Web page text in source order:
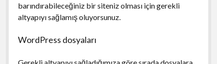
barındırabileceğiniz bir siteniz olması için gerekli
altyapıyı sağlamış oluyorsunuz.
WordPress dosyaları
Gerekli altyapıyı sağladığımıza göre sırada dosyalara